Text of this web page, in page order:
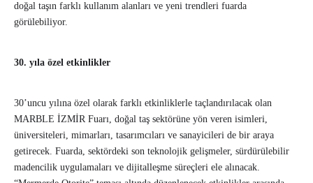
doğal taşın farklı kullanım alanları ve yeni trendleri fuarda
görülebiliyor.
30. yıla özel etkinlikler
30’uncu yılına özel olarak farklı etkinliklerle taçlandırılacak olan
MARBLE İZMİR Fuarı, doğal taş sektörüne yön veren isimleri,
üniversiteleri, mimarları, tasarımcıları ve sanayicileri de bir araya
getirecek. Fuarda, sektördeki son teknolojik gelişmeler, sürdürülebilir
madencilik uygulamaları ve dijitalleşme süreçleri ele alınacak.